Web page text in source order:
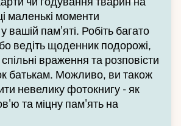
маленькі моменти
вашій пам'яті. Робіть багато
ведіть щоденник подорожі,
враження та розповісти
батькам. Можливо, ви також
невелику фотокнигу - як
та міцну пам'ять на